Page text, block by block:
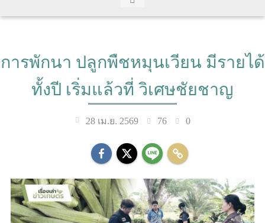
การพักนา ปลูกพืชหมุนเวียน มีรายได้
ทั้งปี เริ่มแล้วที่ วิเศษชัยชาญ
28 เม.ย. 2569 76 0